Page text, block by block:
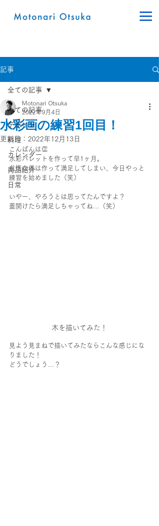
記事
全ての記事
デザイン
料理
カレンダー
商品紹介
日常
全ての記事
水彩画の練習1回目！
Motonari Otsuka
2022年9月4日
更新日： 2022年12月13日
こんばんは👏
水彩パレットを作って早1ヶ月。
怠惰な僕は作って満足してしまい、今日やっと
練習を始めました（笑）
いやー、やろうとは思ってたんですよ？
蓋開けたら満足しちゃってね…（笑）
木を描いてみた！
見よう見まねで描いてみたならこんな感じにな
りました！
どうでしょう…？